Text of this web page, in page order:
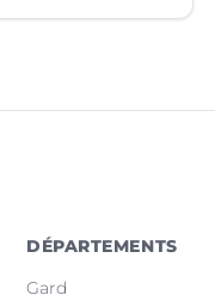
DÉPARTEMENTS
Gard